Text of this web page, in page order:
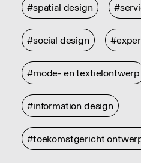
#spatial design
#social design
#mode- en textielontwerp
#information design
#toekomstgericht